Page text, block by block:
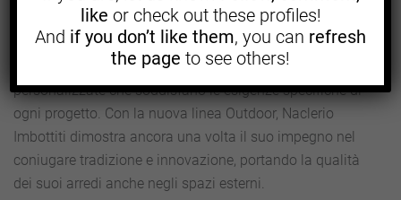
L’azienda continua a evolversi, offrendo soluzioni
personalizzate che soddisfano le esigenze specifiche di
ogni progetto. Con la nuova linea Outdoor, Naclerio
Imbottiti dimostra ancora una volta il suo impegno nel
coniugare tradizione e innovazione, portando la qualità
dei suoi arredi anche negli spazi esterni.
like or check out these profiles!
And if you don’t like them, you can refresh
the page to see others!